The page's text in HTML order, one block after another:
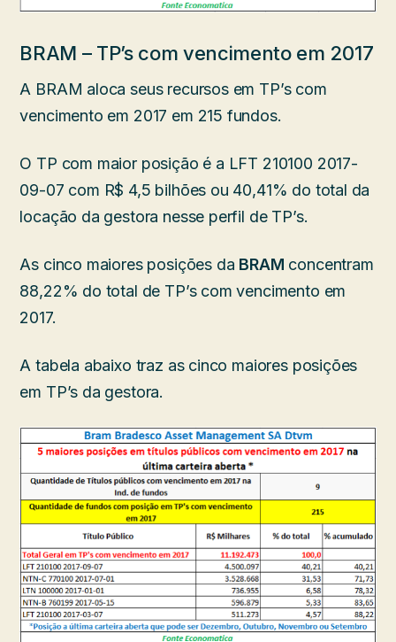
BRAM – TP’s com vencimento em 2017
A BRAM aloca seus recursos em TP’s com
vencimento em 2017 em 215 fundos.
O TP com maior posição é a LFT 210100 2017-
09-07 com R$ 4,5 bilhões ou 40,41% do total da
locação da gestora nesse perfil de TP’s.
As cinco maiores posições da BRAM concentram
88,22% do total de TP’s com vencimento em
2017.
A tabela abaixo traz as cinco maiores posições
em TP’s da gestora.